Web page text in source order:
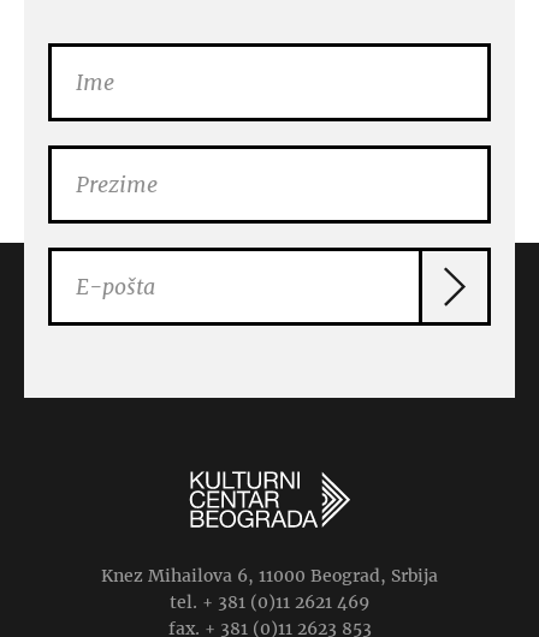
Knez Mihailova 6, 11000 Beograd, Srbija
tel. + 381 (0)11 2621 469
fax. + 381 (0)11 2623 853